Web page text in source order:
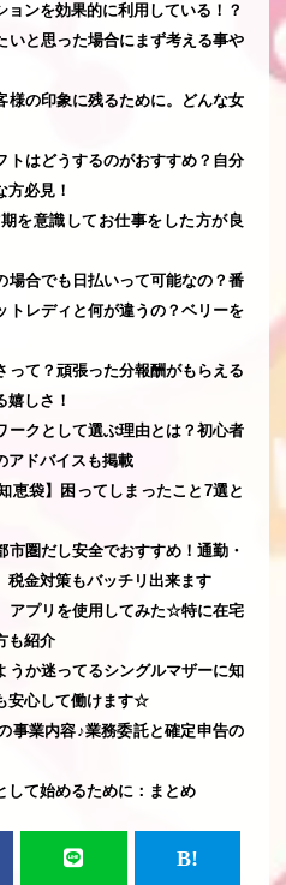
ンを効果的に利用している！？
いと思った場合にまず考える事や
様の印象に残るために。どんな女
トはどうするのがおすすめ？自分
必見！
を意識してお仕事をした方が良
場合でも日払いって可能なの？番
トレディと何が違うの？ベリーを
って？頑張った分報酬がもらえる
しさ！
ークとして選ぶ理由とは？初心者
アドバイスも掲載
恵袋】困ってしまったこと7選と
圏だし安全でおすすめ！通勤・
税金対策もバッチリ出来ます
アプリを使用してみた☆特に在宅
も紹介
うか迷ってるシングルマザーに知
安心して働けます☆
事業内容♪業務委託と確定申告の
して始めるために：まとめ